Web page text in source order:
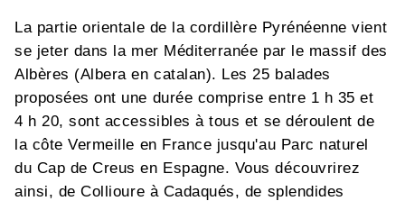
La partie orientale de la cordillère Pyrénéenne vient
se jeter dans la mer Méditerranée par le massif des
Albères (Albera en catalan). Les 25 balades
proposées ont une durée comprise entre 1 h 35 et
4 h 20, sont accessibles à tous et se déroulent de
la côte Vermeille en France jusqu'au Parc naturel
du Cap de Creus en Espagne. Vous découvrirez
ainsi, de Collioure à Cadaqués, de splendides